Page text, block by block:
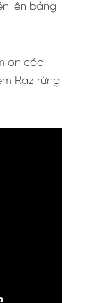
lên bảng
ơn các
Raz rừng